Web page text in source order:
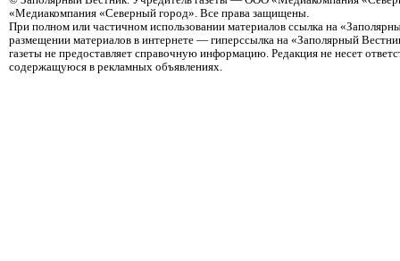
«Медиакомпания «Северный город». Все права защищены.
При полном или частичном использовании материалов ссылка на
размещении материалов в интернете — гиперссылка на «Заполярный
газеты не предоставляет справочную информацию. Редакция не несет
содержащуюся в рекламных объявлениях.